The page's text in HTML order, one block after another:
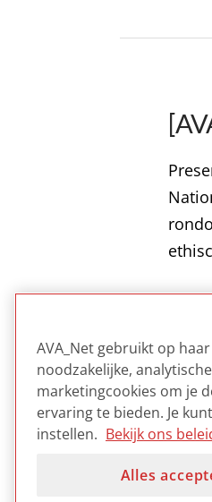
Read
AUTEURSRECHT
AVA_Net gebruikt op
noodzakelijke,
marketingcookies om je
ervaring te bieden. Je
instellen. Bekijk ons
Alles